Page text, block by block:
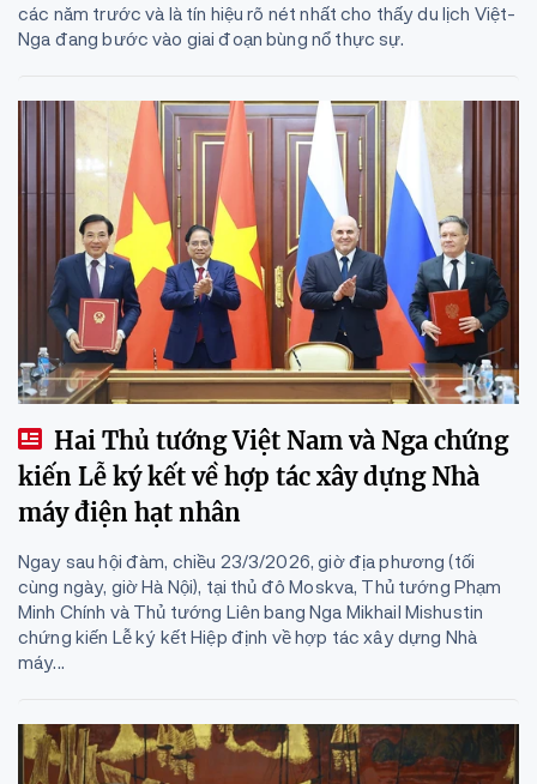
các năm trước và là tín hiệu rõ nét nhất cho thấy du lịch Việt-
Nga đang bước vào giai đoạn bùng nổ thực sự.
Hai Thủ tướng Việt Nam và Nga chứng
kiến Lễ ký kết về hợp tác xây dựng Nhà
máy điện hạt nhân
Ngay sau hội đàm, chiều 23/3/2026, giờ địa phương (tối
cùng ngày, giờ Hà Nội), tại thủ đô Moskva, Thủ tướng Phạm
Minh Chính và Thủ tướng Liên bang Nga Mikhail Mishustin
chứng kiến Lễ ký kết Hiệp định về hợp tác xây dựng Nhà
máy...